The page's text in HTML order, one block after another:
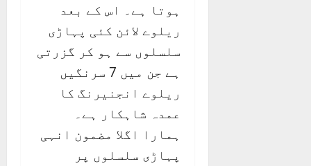
ہوتا ہے۔ اس کے بعد
ریلوے لائن کئی پہاڑی
سلسلوں سے ہو کر گزرتی
ہے جن میں 7 سرنگیں
ریلوے انجنیرنگ کا
عمدہ شاہکار ہے۔
ہمارا اگلا مضمون انہی
پہاڑی سلسلوں پر